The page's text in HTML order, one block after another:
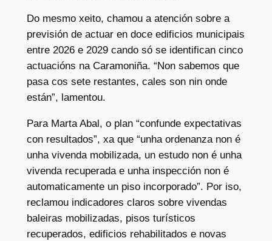
Do mesmo xeito, chamou a atención sobre a
previsión de actuar en doce edificios municipais
entre 2026 e 2029 cando só se identifican cinco
actuacións na Caramoniña. “Non sabemos que
pasa cos sete restantes, cales son nin onde
están”, lamentou.
Para Marta Abal, o plan “confunde expectativas
con resultados”, xa que “unha ordenanza non é
unha vivenda mobilizada, un estudo non é unha
vivenda recuperada e unha inspección non é
automaticamente un piso incorporado”. Por iso,
reclamou indicadores claros sobre vivendas
baleiras mobilizadas, pisos turísticos
recuperados, edificios rehabilitados e novas